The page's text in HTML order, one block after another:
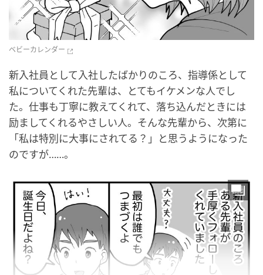
ベビーカレンダー
新入社員として入社したばかりのころ、指導係として
私についてくれた先輩は、とてもイケメンな人でし
た。仕事も丁寧に教えてくれて、落ち込んだときには
励ましてくれるやさしい人。そんな先輩から、次第に
「私は特別に大事にされてる？」と思うようになった
のですが……。